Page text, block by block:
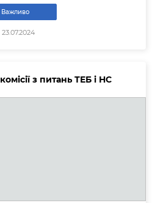
Важливо
23.07.2024
з питань ТЕБ і НС